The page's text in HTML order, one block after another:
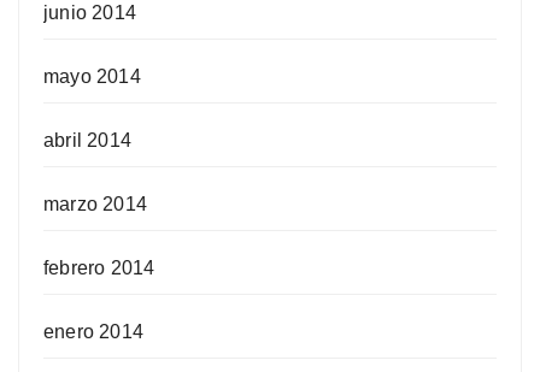
junio 2014
mayo 2014
abril 2014
marzo 2014
febrero 2014
enero 2014